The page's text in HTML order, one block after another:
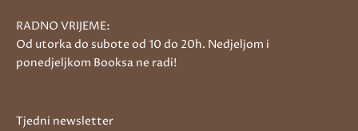
RADNO VRIJEME:
Od utorka do subote od 10 do 20h. Nedjeljom i
ponedjeljkom Booksa ne radi!
Tjedni newsletter